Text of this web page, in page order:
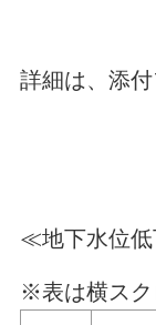
詳細は、添付
≪地下水位
※表は横スク